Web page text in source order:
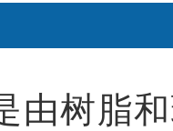
由树脂